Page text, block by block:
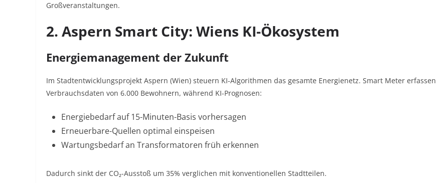
Großveranstaltungen.
2. Aspern Smart City: Wiens KI-Ökosystem
Energiemanagement der Zukunft
Im Stadtentwicklungsprojekt Aspern (Wien) steuern KI-Algorithmen das gesamte Energienetz. Smart Meter erfassen
Verbrauchsdaten von 6.000 Bewohnern, während KI-Prognosen:
Energiebedarf auf 15-Minuten-Basis vorhersagen
Erneuerbare-Quellen optimal einspeisen
Wartungsbedarf an Transformatoren früh erkennen
Dadurch sinkt der CO₂-Ausstoß um 35% verglichen mit konventionellen Stadtteilen.